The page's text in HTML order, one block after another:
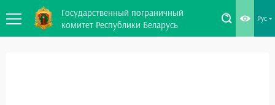
Государственный пограничный
комитет Республики Беларусь
Рус